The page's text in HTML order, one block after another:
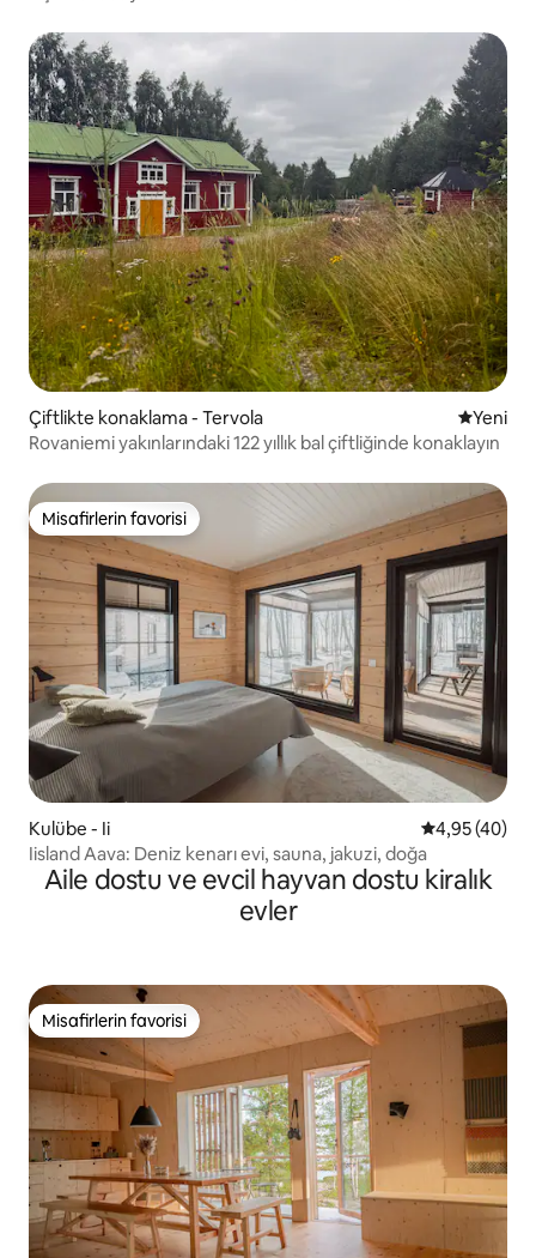
Çiftlikte konaklama - Tervola Yeni
Yeni
Rovaniemi yakınlarındaki 122 yıllık bal çiftliğinde konaklayın
Misafirlerin favorisi
Misafirlerin favorisi
Kulübe - Ii 5 üzerinden
4,95 (40)
Iisland Aava: Deniz kenarı evi, sauna, jakuzi, doğa
Aile dostu ve evcil hayvan dostu kiralık
evler
Misafirlerin favorisi
Misafirlerin favorisi